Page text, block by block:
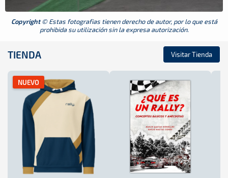
Copyright© Estas fotografias tienen derecho de autor, por lo que está
prohibida su utilización sin la expresa autorización.
TIENDA Visitar Tienda
NUEVO